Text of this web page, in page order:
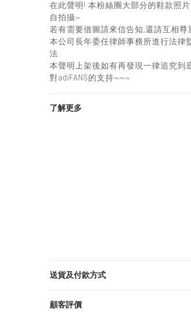
在此聲明! 本粉絲團大部分的鞋款照
自拍攝~
若有需要借圖請來信告知,還請互相尊
本公司長年委任律師事務所進行法律
法.
本聲明上架後如有再發現一律追究到
對adiFANS的支持~~~
了解更多
送貨及付款方式
顧客評價